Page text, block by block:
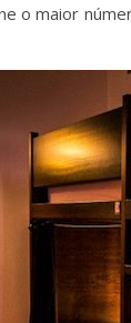
o maior